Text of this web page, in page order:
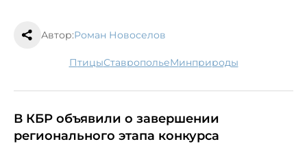
Автор:Роман Новоселов
птицы Ставрополье минприроды
В КБР объявили о завершении
регионального этапа конкурса